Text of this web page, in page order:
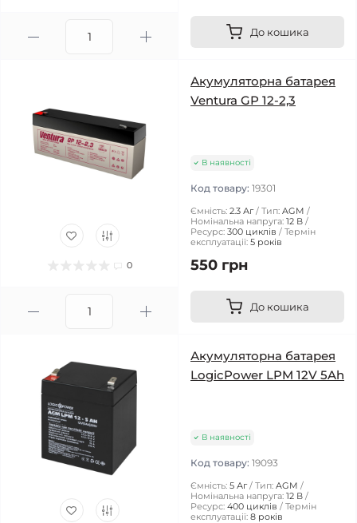
До кошика
0
Акумуляторна батарея
Ventura GP 12-2,3
В наявності
Код товару: 19301
Ємність: 2.3 Аг Тип: AGM
Номінальна напруга: 12 В
Ресурс: 300 циклів
Термін
експлуатації: 5 років
550 грн
До кошика
Акумуляторна батарея
LogicPower LPM 12V 5Ah
В наявності
Код товару: 19093
Ємність: 5 Аг Тип: AGM
Номінальна напруга: 12 В
Ресурс: 400 циклів
Термін
експлуатації: 8 років